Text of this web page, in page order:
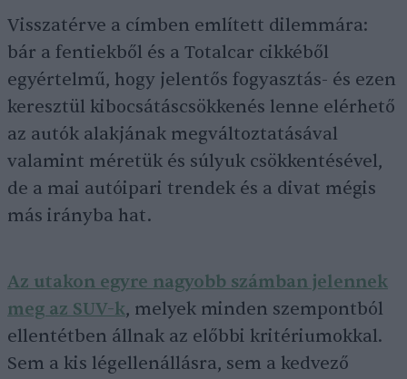
Visszatérve a címben említett dilemmára:
bár a fentiekből és a Totalcar cikkéből
egyértelmű, hogy jelentős fogyasztás- és ezen
keresztül kibocsátáscsökkenés lenne elérhető
az autók alakjának megváltoztatásával
valamint méretük és súlyuk csökkentésével,
de a mai autóipari trendek és a divat mégis
más irányba hat.
Az utakon egyre nagyobb számban jelennek
meg az SUV-k, melyek minden szempontból
ellentétben állnak az előbbi kritériumokkal.
Sem a kis légellenállásra, sem a kedvező